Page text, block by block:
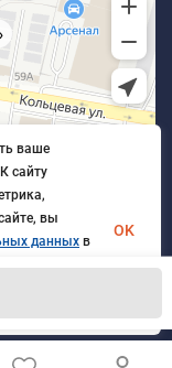
защищены
ваше
cайту
вы
данных в
OK